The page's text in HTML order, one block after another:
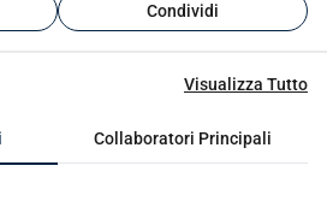
Condividi
Visualizza Tutto
Collaboratori Principali